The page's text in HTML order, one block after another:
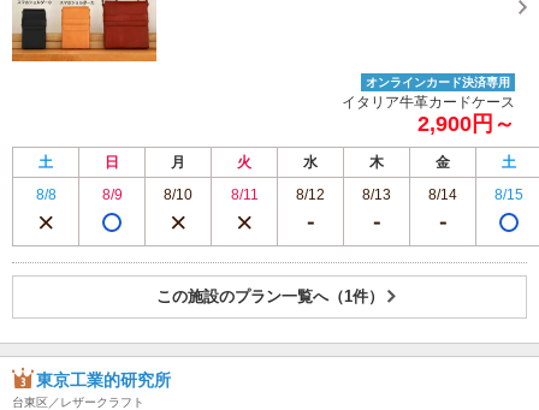
オンラインカード決済専用
イタリア牛革カードケース
2,900円～
土 日 月 火 水 木 金
土
8/8
8/9 8/10 8/11 8/12 8/13 8/14 8/15
この施設のプラン一覧へ（1件）
東京工業的研究所
台東区／レザークラフト